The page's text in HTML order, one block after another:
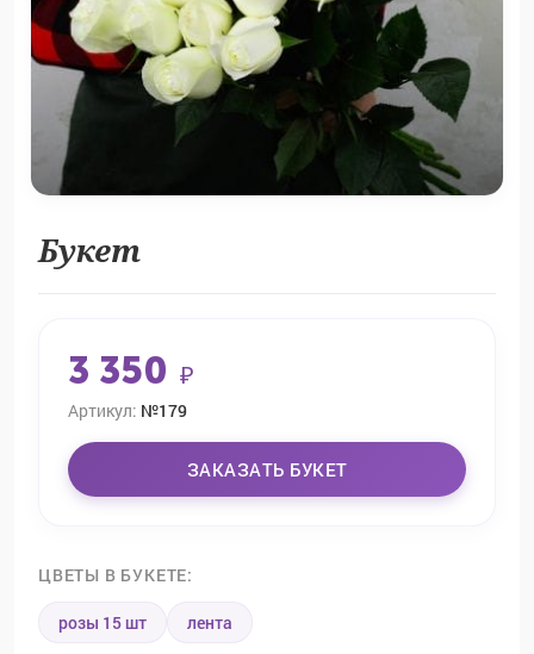
Букет
3 350 ₽
Артикул: №179
ЗАКАЗАТЬ БУКЕТ
ЦВЕТЫ В БУКЕТЕ:
розы 15 шт лента